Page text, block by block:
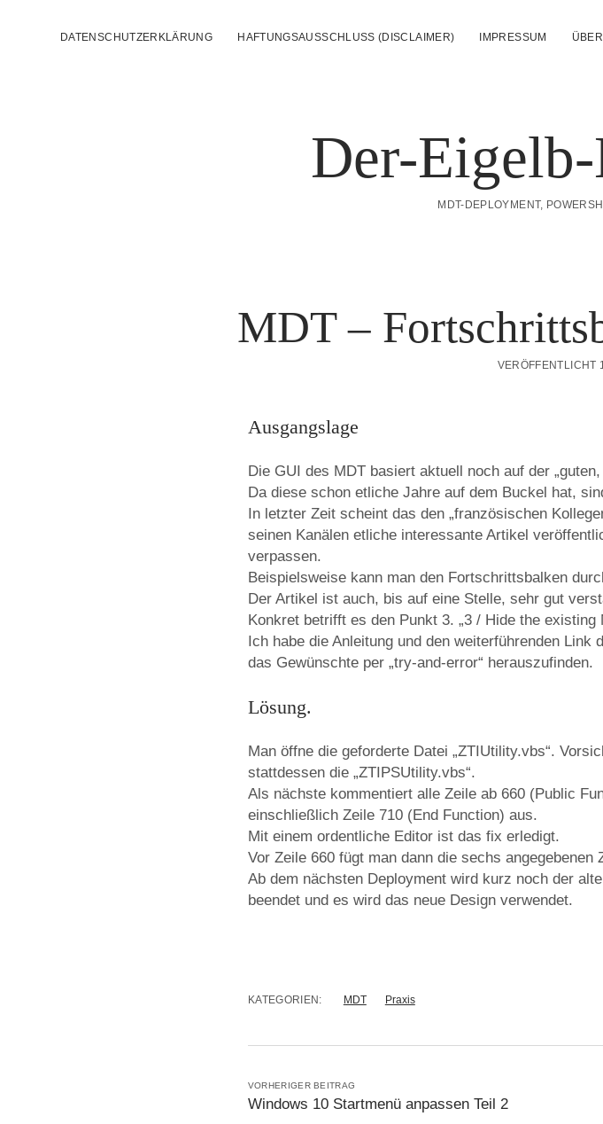
DATENSCHUTZERKLÄRUNG HAFTUNGSAUSSCHLUSS (DISCLAIMER) IMPRESSUM
Der-
MDT-DEPLOYMENT,
MDT –
VERÖFFENTLICHT
Ausgangslage
Die GUI des MDT basiert aktuell noch auf der
Da diese schon etliche Jahre auf dem Buckel hat,
In letzter Zeit scheint das den „französischen
seinen Kanälen etliche interessante Artikel
verpassen.
Beispielsweise kann man den Fortschrittsbalken
Der Artikel ist auch, bis auf eine Stelle, sehr gut
Konkret betrifft es den Punkt 3. „3 / Hide the existing
Ich habe die Anleitung und den weiterführenden
das Gewünschte per „try-and-error“ herauszufinden.
Lösung.
Man öffne die geforderte Datei „ZTIUtility.vbs“.
stattdessen die „ZTIPSUtility.vbs“.
Als nächste kommentiert alle Zeile ab 660 (Public
einschließlich Zeile 710 (End Function) aus.
Mit einem ordentliche Editor ist das fix erledigt.
Vor Zeile 660 fügt man dann die sechs
Ab dem nächsten Deployment wird kurz noch der
beendet und es wird das neue Design verwendet.
KATEGORIEN: MDT Praxis
VORHERIGER BEITRAG
Windows 10 Startmenü anpassen Teil 2